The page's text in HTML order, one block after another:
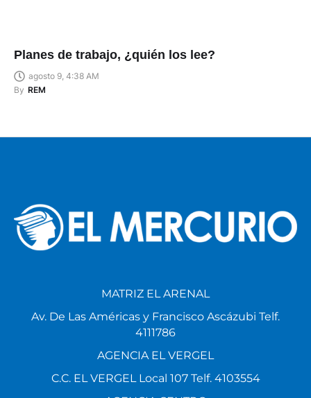
Planes de trabajo, ¿quién los lee?
agosto 9, 4:38 AM
By REM
MATRIZ EL ARENAL
Av. De Las Américas y Francisco Ascázubi Telf.
4111786
AGENCIA EL VERGEL
C.C. EL VERGEL Local 107 Telf. 4103554